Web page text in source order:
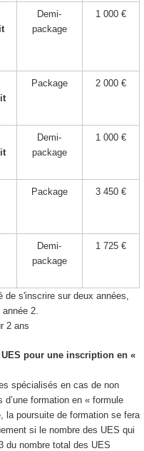
Demi-
package
1 000 €
Package 2 000 €
Demi-
package
1 000 €
Package 3 450 €
Demi-
package
1 725 €
de s'inscrire sur deux années,
2.
2 ans
pour une inscription en «
spécialisés en cas de non
formation en « formule
la poursuite de formation se fera
si le nombre des UES qui
du nombre total des UES